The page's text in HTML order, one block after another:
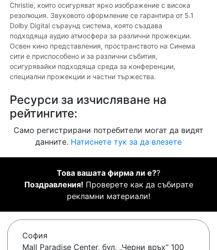
Christie, които осигуряват ярко изображение с висока
резолюция. Звуковото оформление се гарантира от 5.1
Dolby Digital съраунд система, която създава
подходяща аудио атмосфера за различни прожекции.
Освен кино представления, пространството на Синема
сити е приспособено и за различни събития,
осигурявайки подходяща среда за конференции,
специални прожекции и частни тържества.
Ресурси за изчисляване на
рейтингите:
Само регистрирани потребители могат да видят
данните. Натиснете тук за да влезете
Това вашата фирма ли е??
Поздравления! Проверете как да събирате
рекламни материали!
София
Mall Paradise Center, бул. „Черни връх“ 100